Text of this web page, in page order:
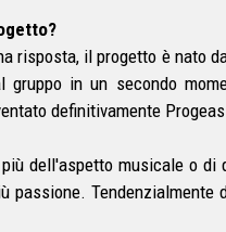
risposta, il progetto è nato
in un secondo
definitivamente
dell'aspetto musicale o
passione.